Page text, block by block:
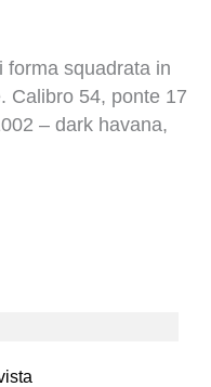
forma squadrata in
Calibro 54, ponte 17
– dark havana,